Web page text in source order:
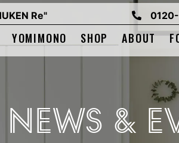
Re"
YOMIMONO SHOP ABOUT
NEWS &